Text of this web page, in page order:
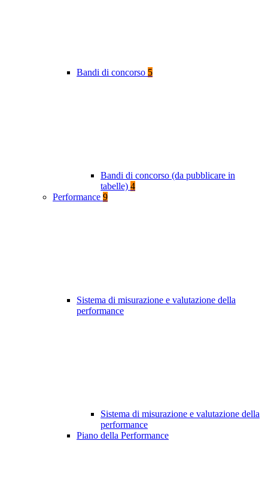
Bandi di concorso 5
Bandi di concorso (da pubblicare in
tabelle) 4
Performance 9
Sistema di misurazione e valutazione della
performance
Sistema di misurazione e valutazione della
performance
Piano della Performance